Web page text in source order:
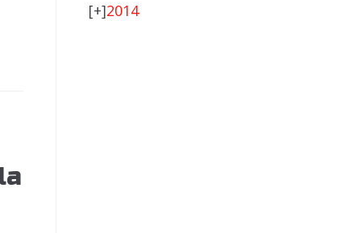
[+]2014